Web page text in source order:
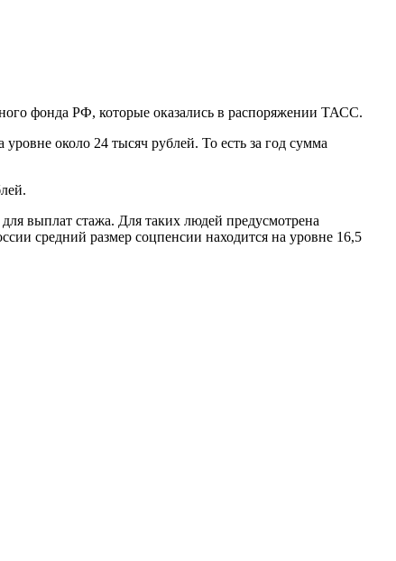
фонда РФ, которые оказались в распоряжении ТАСС.
около 24 тысяч рублей. То есть за год сумма
выплат стажа. Для таких людей предусмотрена
средний размер соцпенсии находится на уровне 16,5